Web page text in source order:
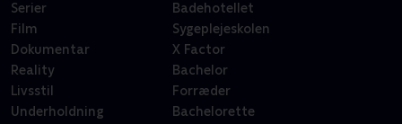
Serier
Film
Dokumentar
Reality
Livsstil
Underholdning
Badehotellet
Sygeplejeskolen
X Factor
Bachelor
Forræder
Bachelorette